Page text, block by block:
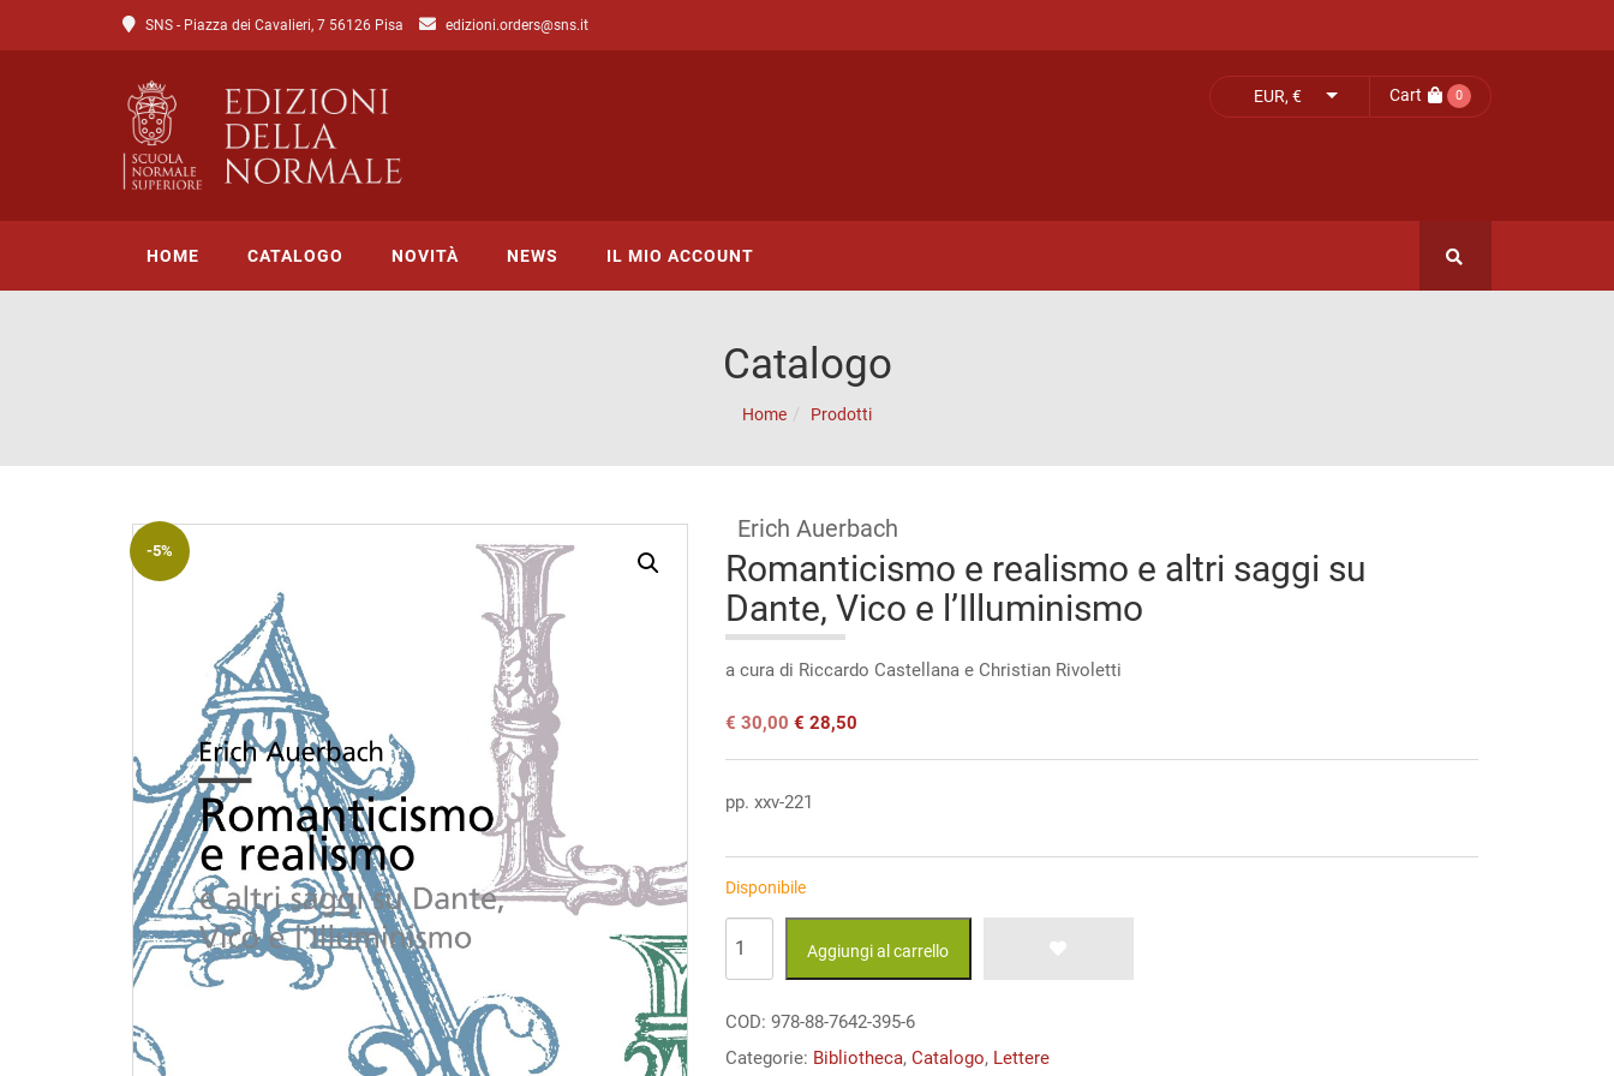
SNS - Piazza dei Cavalieri, 7 56126 Pisa edizioni.orders@sns.it
EUR, € Cart 0
HOME CATALOGO
Catalogo di Scienze
Open access
NOVITÀ NEWS IL MIO ACCOUNT
Catalogo
Home Prodotti
-5%
Erich Auerbach
Romanticismo e realismo e altri saggi su
Dante, Vico e l’Illuminismo
a cura di Riccardo Castellana e Christian Rivoletti
Il
originale
€ 30,00.
€ 30,00Il
attuale
è:
€ 30,00.
€ 28,50
pp. xxv-221
Disponibile
Aggiungi al carrello
COD: 978-88-7642-395-6
Categorie: Bibliotheca, Catalogo, Lettere